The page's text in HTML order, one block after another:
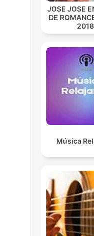
JOSE JOSE
DE
2018
Música